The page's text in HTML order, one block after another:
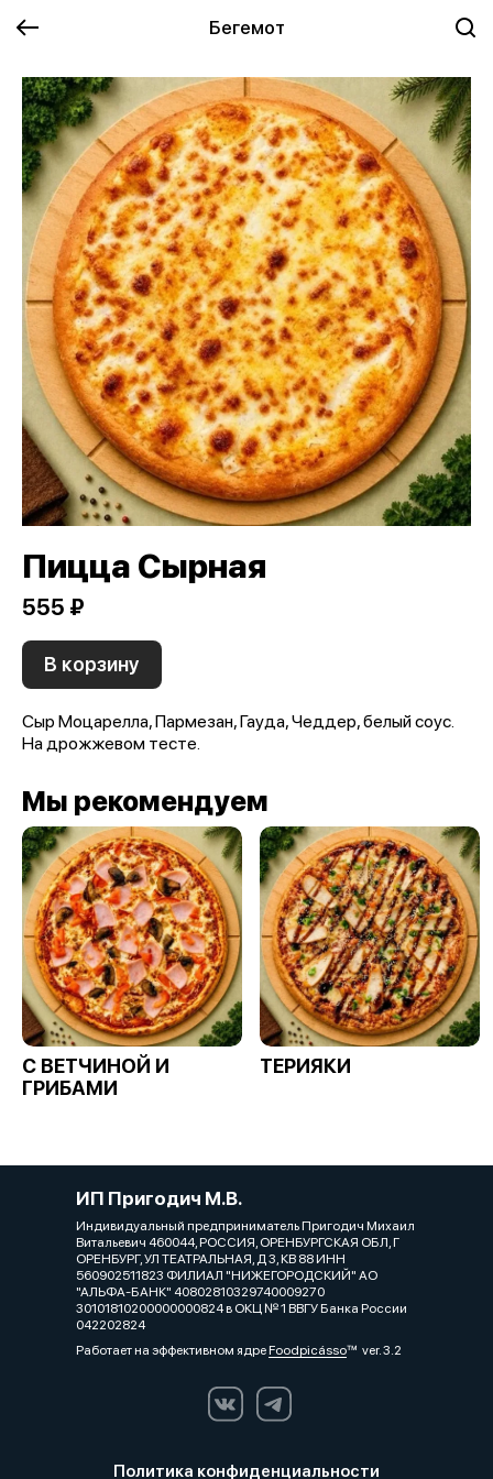
Бегемот
Пицца Сырная
555 ₽
В корзину
Сыр Моцарелла, Пармезан, Гауда, Чеддер, белый соус.
На дрожжевом тесте.
Мы рекомендуем
С ВЕТЧИНОЙ И
ГРИБАМИ
ТЕРИЯКИ
ИП Пригодич М.В.
Индивидуальный предприниматель Пригодич Михаил
Витальевич 460044, РОССИЯ, ОРЕНБУРГСКАЯ ОБЛ, Г
ОРЕНБУРГ, УЛ ТЕАТРАЛЬНАЯ, Д 3, КВ 88 ИНН
560902511823 ФИЛИАЛ "НИЖЕГОРОДСКИЙ" АО
"АЛЬФА-БАНК" 40802810329740009270
30101810200000000824 в ОКЦ № 1 ВВГУ Банка России
042202824
Работает на эффективном ядреFoodpicássover. 3.2
Политика конфиденциальности